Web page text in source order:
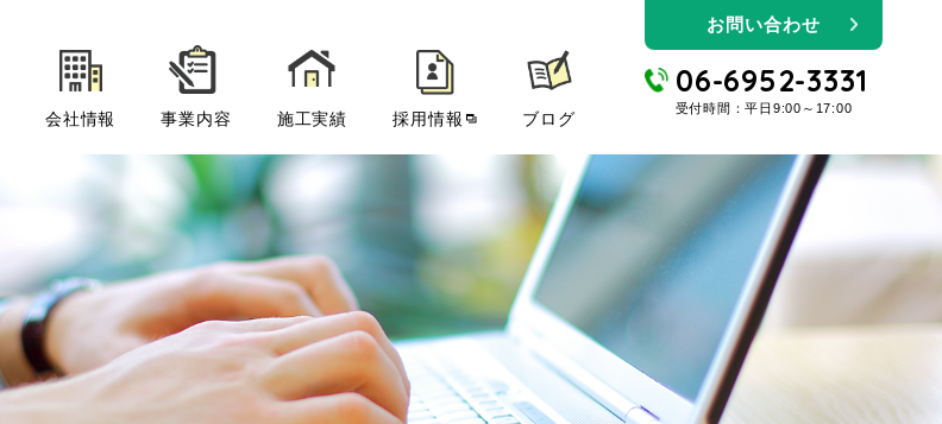
会社情報 事業内容 施工実績 採用情報 ブログ
お問い合わせ
06-6952-3331
受付時間：平日9:00～17:00